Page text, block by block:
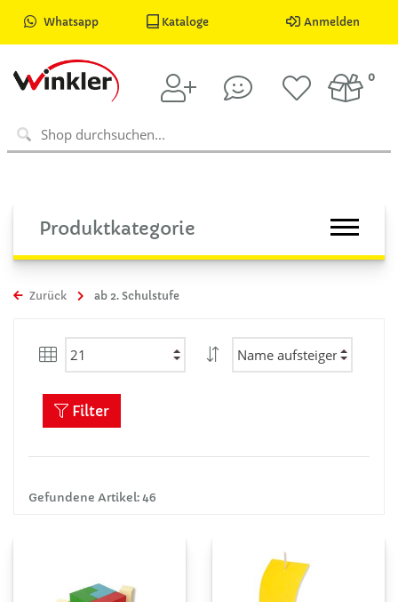
Whatsapp Kataloge Anmelden
0
Produktkategorie
Zurück ab 2. Schulstufe
Gefundene Artikel: 46
Filter